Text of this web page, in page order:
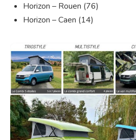
Horizon – Rouen (76)
Horizon – Caen (14)